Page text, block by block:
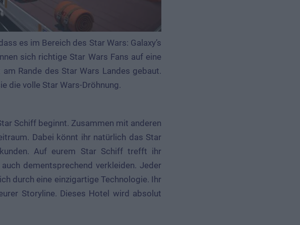
es im Bereich des Star Wars: Galaxy’s
sich richtige Star Wars Fans auf eine
Rande des Star Wars Landes gebaut.
die volle Star Wars-Dröhnung.
Schiff beginnt. Zusammen mit anderen
Dabei könnt ihr natürlich das Star
Auf eurem Star Schiff trefft ihr
dementsprechend verkleiden. Jeder
durch eine einzigartige Technologie. Ihr
Storyline. Dieses Hotel wird absolut